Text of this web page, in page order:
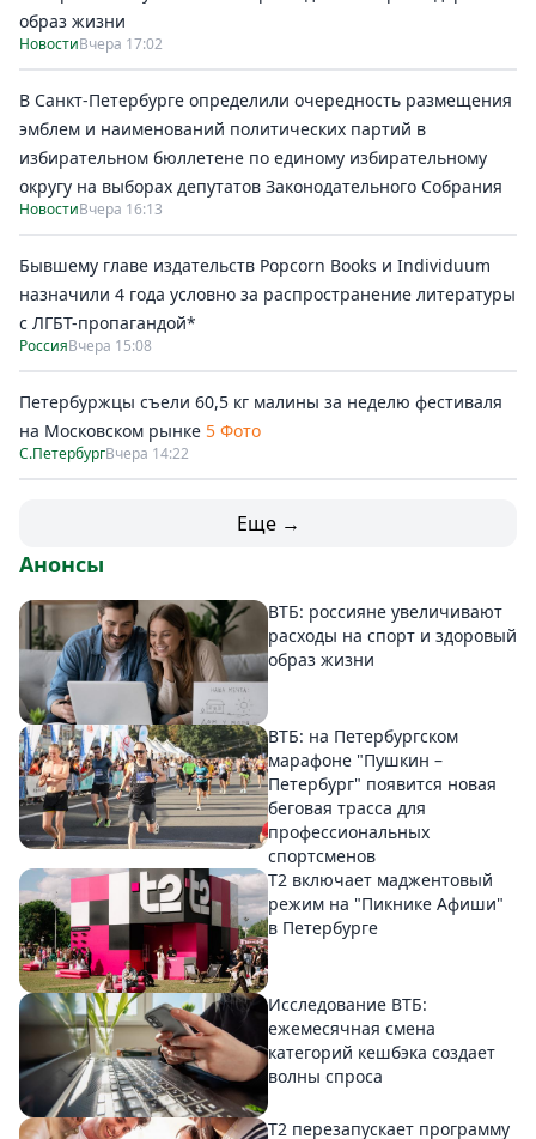
образ жизни
НовостиВчера 17:02
В Санкт-Петербурге определили очередность размещения
эмблем и наименований политических партий в
избирательном бюллетене по единому избирательному
округу на выборах депутатов Законодательного Собрания
НовостиВчера 16:13
Бывшему главе издательств Popcorn Books и Individuum
назначили 4 года условно за распространение литературы
с ЛГБТ-пропагандой*
РоссияВчера 15:08
Петербуржцы съели 60,5 кг малины за неделю фестиваля
на Московском рынке 5 Фото
С.ПетербургВчера 14:22
Еще →
Анонсы
ВТБ: россияне увеличивают
расходы на спорт и здоровый
образ жизни
ВТБ: на Петербургском
марафоне "Пушкин –
Петербург" появится новая
беговая трасса для
профессиональных
спортсменов
Т2 включает маджентовый
режим на "Пикнике Афиши"
в Петербурге
Исследование ВТБ:
ежемесячная смена
категорий кешбэка создает
волны спроса
Т2 перезапускает программу